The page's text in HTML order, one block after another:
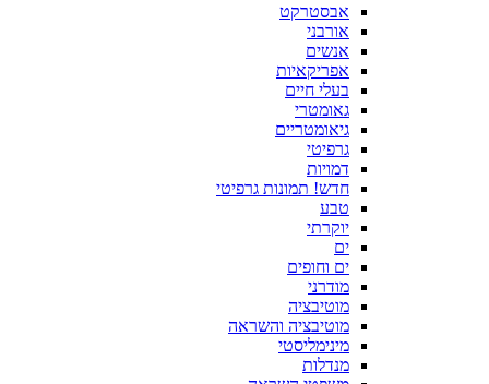
אבסטרקט
אורבני
אנשים
אפריקאיות
בעלי חיים
גאומטרי
גיאומטריים
גרפיטי
דמויות
חדש! תמונות גרפיטי
טבע
יוקרתי
ים
ים וחופים
מודרני
מוטיבציה
מוטיבציה והשראה
מינימליסטי
מנדלות